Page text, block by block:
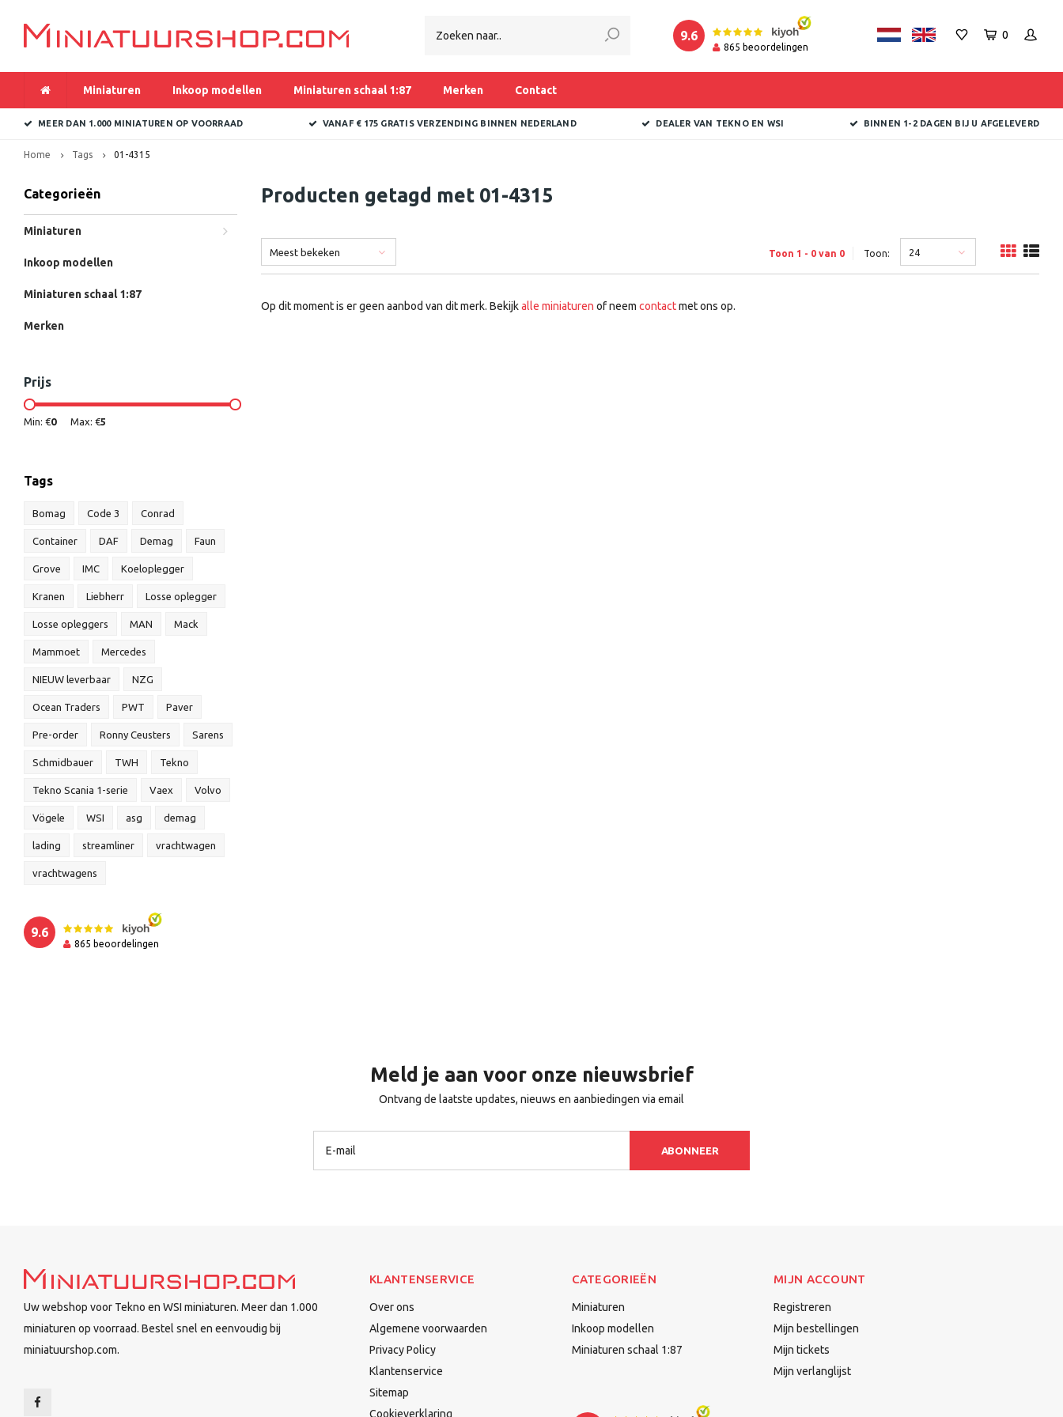
9.6
865 beoordelingen
0
Miniaturen Inkoop modellen Miniaturen schaal 1:87 Merken Contact
MEER DAN 1.000 MINIATUREN OP VOORRAAD VANAF € 175 GRATIS VERZENDING BINNEN NEDERLAND DEALER VAN TEKNO EN WSI BINNEN 1-2 DAGEN BIJ U AFGELEVERD
Home Tags 01-4315
Categorieën
Miniaturen
Inkoop modellen
Miniaturen schaal 1:87
Merken
Prijs
Min: €0 Max: €5
Tags
Bomag Code 3 Conrad
Container DAF Demag Faun
Grove IMC Koeloplegger
Kranen Liebherr Losse oplegger
Losse opleggers MAN Mack
Mammoet Mercedes
NIEUW leverbaar NZG
Ocean Traders PWT Paver
Pre-order Ronny Ceusters Sarens
Schmidbauer TWH Tekno
Tekno Scania 1-serie Vaex Volvo
Vögele WSI asg demag
lading streamliner vrachtwagen
vrachtwagens
9.6
865 beoordelingen
Producten getagd met 01-4315
Meest bekeken Toon 1 - 0 van 0 Toon: 24
Op dit moment is er geen aanbod van dit merk. Bekijkalle miniaturen of neem contactmet ons op.
Meld je aan voor onze nieuwsbrief
Ontvang de laatste updates, nieuws en aanbiedingen via email
ABONNEER
Uw webshop voor Tekno en WSI miniaturen. Meer dan 1.000
miniaturen op voorraad. Bestel snel en eenvoudig bij
miniatuurshop.com.
KLANTENSERVICE
Over ons
Algemene voorwaarden
Privacy Policy
Klantenservice
Sitemap
Cookieverklaring
CATEGORIEËN
Miniaturen
Inkoop modellen
Miniaturen schaal 1:87
MIJN ACCOUNT
Registreren
Mijn bestellingen
Mijn tickets
Mijn verlanglijst